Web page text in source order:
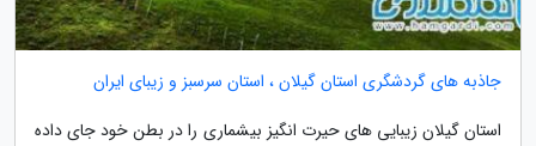
جاذبه های گردشگری استان گیلان ، استان سرسبز و زیبای ایران
استان گیلان زیبایی های حیرت انگیز بیشماری را در بطن خود جای داده